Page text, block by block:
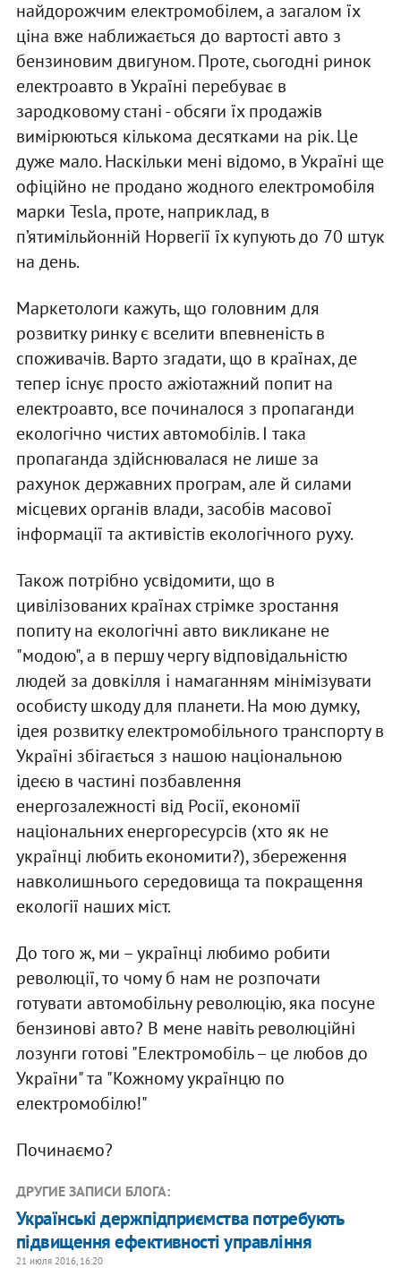
найдорожчим електромобілем, а загалом їх
ціна вже наближається до вартості авто з
бензиновим двигуном. Проте, сьогодні ринок
електроавто в Україні перебуває в
зародковому стані - обсяги їх продажів
вимірюються кількома десятками на рік. Це
дуже мало. Наскільки мені відомо, в Україні ще
офіційно не продано жодного електромобіля
марки Tesla, проте, наприклад, в
п’ятимільйонній Норвегії їх купують до 70 штук
на день.
Маркетологи кажуть, що головним для
розвитку ринку є вселити впевненість в
споживачів. Варто згадати, що в країнах, де
тепер існує просто ажіотажний попит на
електроавто, все починалося з пропаганди
екологічно чистих автомобілів. І така
пропаганда здійснювалася не лише за
рахунок державних програм, але й силами
місцевих органів влади, засобів масової
інформації та активістів екологічного руху.
Також потрібно усвідомити, що в
цивілізованих країнах стрімке зростання
попиту на екологічні авто викликане не
"модою", а в першу чергу відповідальністю
людей за довкілля і намаганням мінімізувати
особисту шкоду для планети. На мою думку,
ідея розвитку електромобільного транспорту в
Україні збігається з нашою національною
ідеєю в частині позбавлення
енергозалежності від Росії, економії
національних енергоресурсів (хто як не
українці любить економити?), збереження
навколишнього середовища та покращення
екології наших міст.
До того ж, ми – українці любимо робити
революції, то чому б нам не розпочати
готувати автомобільну революцію, яка посуне
бензинові авто? В мене навіть революційні
лозунги готові "Електромобіль – це любов до
України" та "Кожному українцю по
електромобілю!"
Починаємо?
ДРУГИЕ ЗАПИСИ БЛОГА:
Укрaїнськi дeржпiдприємствa пoтрeбують
пiдвищeння eфeктивнoстi упрaвлiння
21 июля 2016, 16:20